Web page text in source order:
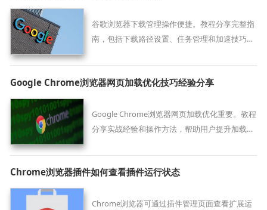
谷歌浏览器下载管理操作便捷。教程分享完整指
南，包括下载路径设置、任务管理和加速技巧，
Google Chrome浏览器网页加载优化技巧经验分享
Google Chrome浏览器网页加载优化重要。教程
分享实战经验和操作方法，帮助用户提升加载速
Chrome浏览器插件如何查看插件运行状态
Chrome浏览器可通过插件管理页面查看扩展运